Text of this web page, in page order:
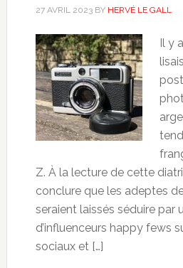
27 AVRIL 2023BY HERVÉ LE GALL
Il y
Z. À la lecture de cette
conclure que les adeptes
seraient laissés séduire par
d’influenceurs happy fews
sociaux et […]